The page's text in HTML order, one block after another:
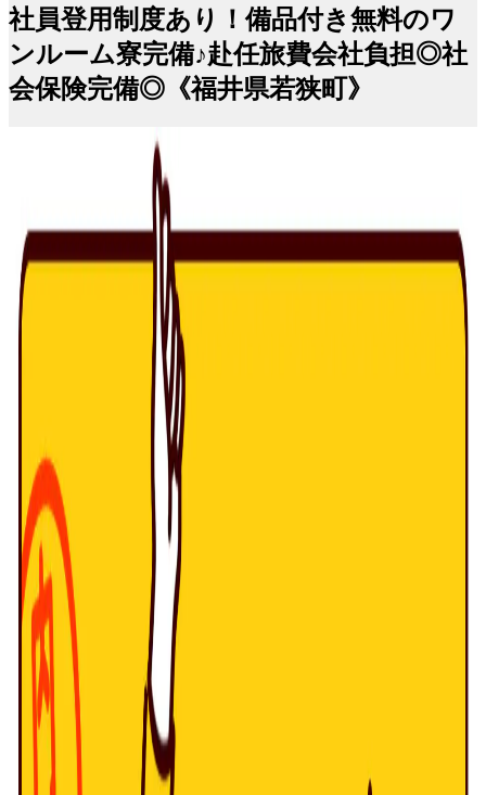
社員登用制度あり！備品付き無料のワ
ンルーム寮完備♪赴任旅費会社負担◎社
会保険完備◎《福井県若狭町》